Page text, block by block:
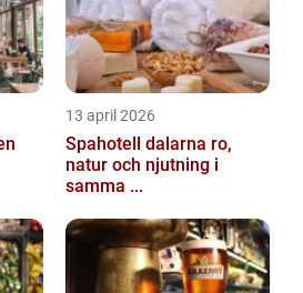
13 april 2026
Spahotell dalarna ro,
natur och njutning i
samma ...